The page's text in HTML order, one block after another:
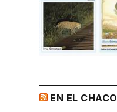
EN EL CHACO